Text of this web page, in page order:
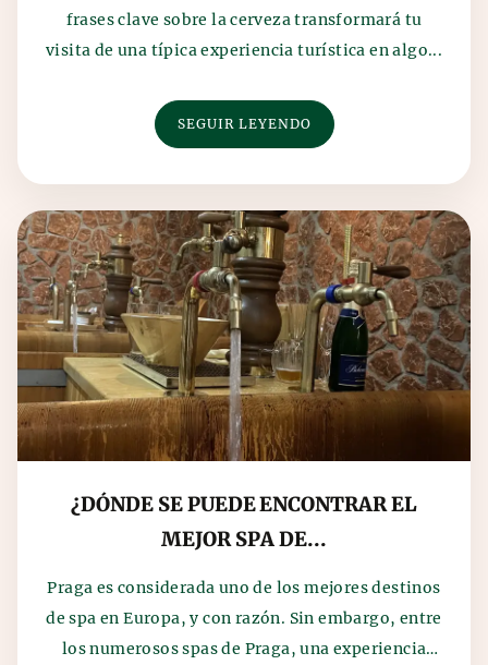
frases clave sobre la cerveza transformará tu
visita de una típica experiencia turística en algo...
SEGUIR LEYENDO
¿DÓNDE SE PUEDE ENCONTRAR EL
MEJOR SPA DE...
Praga es considerada uno de los mejores destinos
de spa en Europa, y con razón. Sin embargo, entre
los numerosos spas de Praga, una experiencia